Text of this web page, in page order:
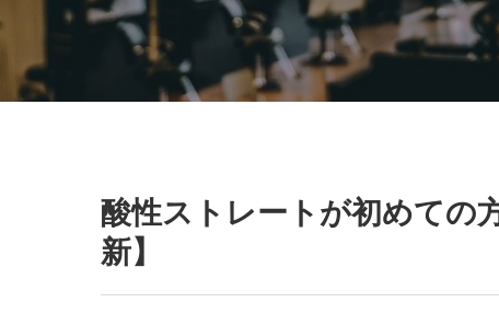
容
「grus」
酸性ストレートが初めての
新】